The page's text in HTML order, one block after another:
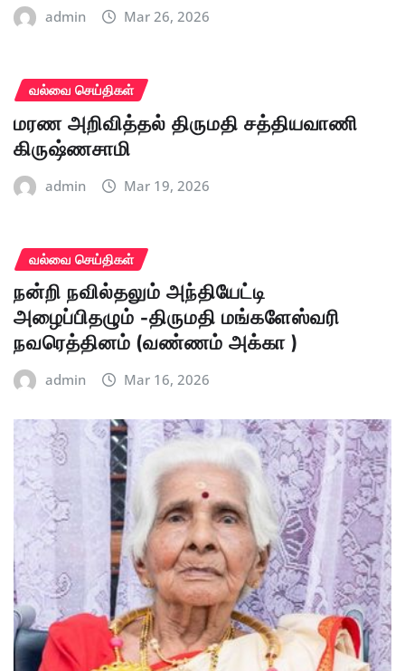
admin Mar 26, 2026
வல்வை செய்திகள்
மரண அறிவித்தல் திருமதி சத்தியவாணி
கிருஷ்ணசாமி
admin Mar 19, 2026
வல்வை செய்திகள்
நன்றி நவில்தலும் அந்தியேட்டி
அழைப்பிதழும் -திருமதி மங்களேஸ்வரி
நவரெத்தினம் (வண்ணம் அக்கா )
admin Mar 16, 2026